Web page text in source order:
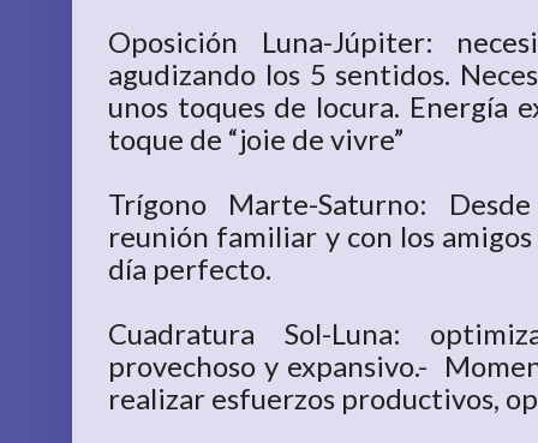
Oposición Luna-Júpiter:
agudizando los 5 sentidos.
unos toques de locura. Energía
toque de “joie de vivre”
Trígono Marte-Saturno:
reunión familiar y con los
día perfecto.
Cuadratura Sol-Luna:
provechoso y expansivo.-
realizar esfuerzos productivos,